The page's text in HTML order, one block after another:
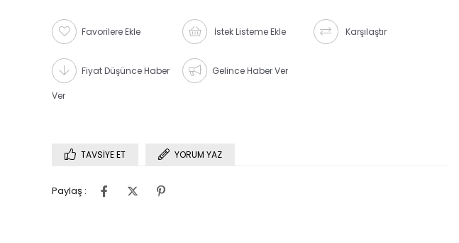
Favorilere Ekle İstek Listeme Ekle Karşılaştır
Fiyat Düşünce Haber
Ver
Gelince Haber Ver
TAVSIYE ET YORUM YAZ
Paylaş :